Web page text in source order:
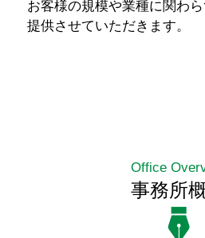
お客様の規模や業種に関わ
提供させていただきます。
Office
事務所